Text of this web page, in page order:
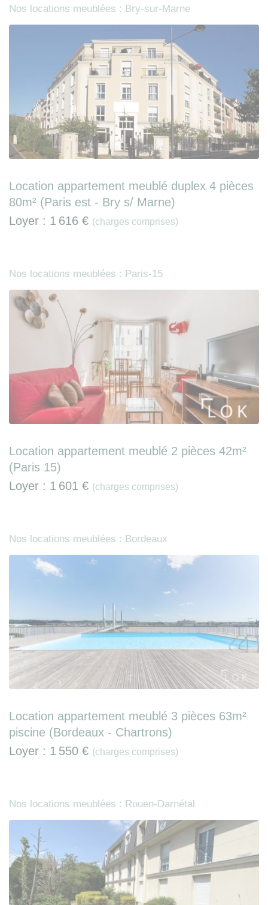
Nos locations meublées : Bry-sur-Marne
Location appartement meublé duplex 4 pièces
80m² (Paris est - Bry s/ Marne)
Loyer : 1 616 € (charges comprises)
Nos locations meublées : Paris-15
Location appartement meublé 2 pièces 42m²
(Paris 15)
Loyer : 1 601 € (charges comprises)
Nos locations meublées : Bordeaux
Location appartement meublé 3 pièces 63m²
piscine (Bordeaux - Chartrons)
Loyer : 1 550 € (charges comprises)
Nos locations meublées : Rouen-Darnétal